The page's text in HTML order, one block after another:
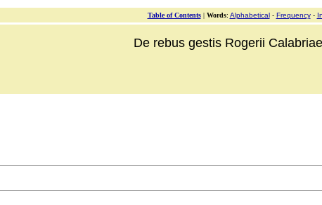
Table of Contents| Words: Alphabetical- Frequency-
De rebus gestis Rogerii